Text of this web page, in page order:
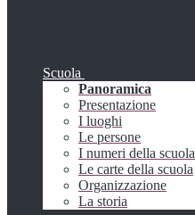
Scuola
Panoramica
Presentazione
I luoghi
Le persone
I numeri della scuola
Le carte della scuola
Organizzazione
La storia